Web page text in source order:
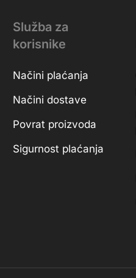
Služba za
korisnike
Načini plaćanja
Načini dostave
Povrat proizvoda
Sigurnost plaćanja